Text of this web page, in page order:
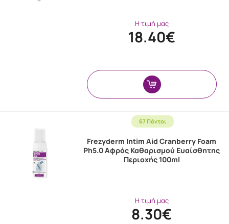
Η τιμή μας
18.40€
67 Πόντοι
Frezyderm Intim Aid Cranberry Foam
Ph5.0 Αφρός Καθαρισμού Ευαίσθητης
Περιοχής 100ml
Η τιμή μας
8.30€